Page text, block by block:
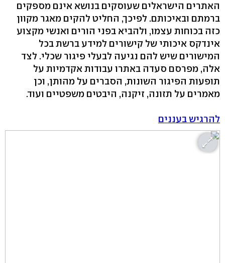
האתרים הישראלים שעוסקים בנושא אינם מספקים
ברמתם ובאיכותם. לפיכך, החליט להקים מאגר מקוון
כזה בכוחות עצמו, ולהביא בפני הורים ואנשי מקצוע
אינדקס איכותי של קישורים למידע ברשת בכל
המישורים שיש להם נגיעה לבעלי פיגור שכלי. לצד
אלה, מפרסם סעדה באתרו עבודות אקדמיות על
תופעות הפיגור השונות, הסברים על מהותן, וכן
מאמרים על תזונה, זיקנה, היבטים משפטיים ועוד.
להרגיש בעננים